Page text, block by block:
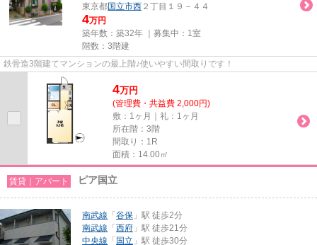
東京都国立市西 ２丁目１９－４４
4万円
築年数：築32年 ｜募集中： 1室
階数：3階建
鉄骨造3階建てマンションの最上階♪使いやすい間取りです！
4万円
(管理費・共益費 2,000円)
敷：1ヶ月｜礼：1ヶ月
所在階：3階
間取り：1R
面積：14.00㎡
賃貸｜アパート ピア国立
南武線 「 谷保 」駅 徒歩2分
南武線 「 西府 」駅 徒歩21分
中央線 「 国立 」駅 徒歩30分